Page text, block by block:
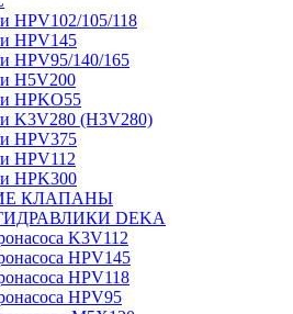
HPV102/105/118
HPV145
HPV95/140/165
H5V200
HPKO55
K3V280 (H3V280)
HPV375
HPV112
HPK300
КЛАПАНЫ
DEKA
K3V112
HPV145
HPV118
HPV95